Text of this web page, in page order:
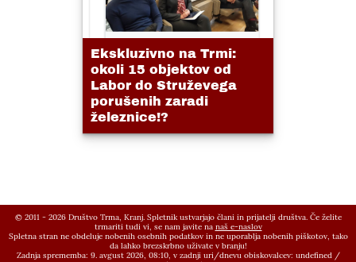
Ekskluzivno na Trmi:
okoli 15 objektov od
Labor do Struževega
porušenih zaradi
železnice!?
© 2011 - 2026 Društvo Trma, Kranj. Spletnik ustvarjajo člani in prijatelji društva. Če želite
trmariti tudi vi, se nam javite na naš e-naslov
Spletna stran ne obdeluje nobenih osebnih podatkov in ne uporablja nobenih piškotov, tako
da lahko brezskrbno uživate v branju!
Zadnja sprememba: 9. avgust 2026, 08:10, v zadnji uri/dnevu obiskovalcev: undefined/